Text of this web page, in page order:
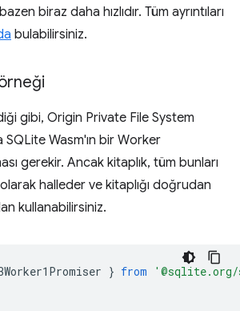
biraz daha hızlıdır. Tüm ayrıntıları
bulabilirsiniz.
gibi, Origin Private File System
SQLite Wasm'ın bir Worker
gerekir. Ancak kitaplık, tüm bunları
halleder ve kitaplığı doğrudan
kullanabilirsiniz.
} from